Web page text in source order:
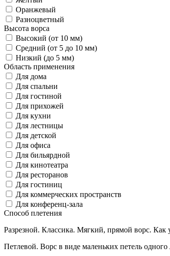
Оранжевый
Разноцветный
Высота ворса
Высокий (от 10 мм)
Средний (от 5 до 10 мм)
Низкий (до 5 мм)
Область применения
Для дома
Для спальни
Для гостиной
Для прихожей
Для кухни
Для лестницы
Для детской
Для офиса
Для бильярдной
Для кинотеатра
Для ресторанов
Для гостиниц
Для коммерческих пространств
Для конференц-зала
Способ плетения
Разрезной. Классика. Мягкий, прямой ворс. Как
Петлевой. Ворс в виде маленьких петель